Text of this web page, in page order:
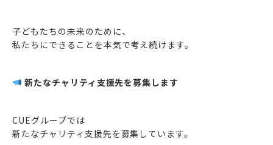
子どもたちの未来のために、
私たちにできることを本気で考え続けます。
新たなチャリティ支援先を募集します
CUEグループでは
新たなチャリティ支援先を募集しています。